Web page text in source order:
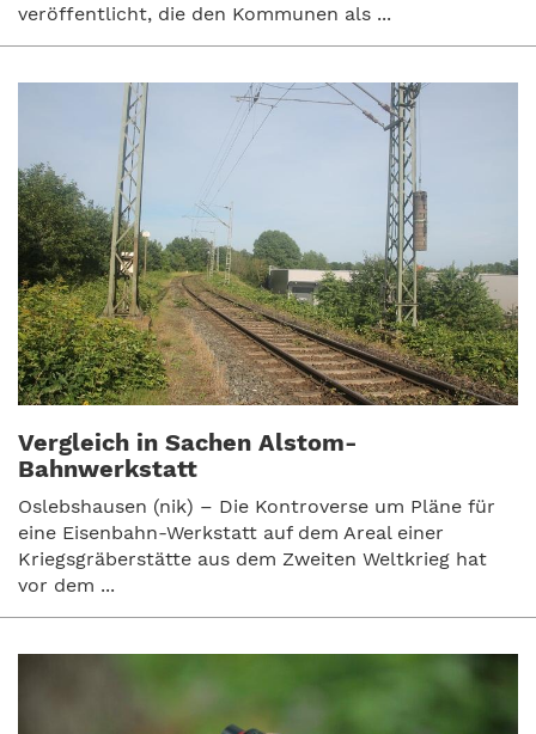
veröffentlicht, die den Kommunen als ...
Vergleich in Sachen Alstom-
Bahnwerkstatt
Oslebshausen (nik) – Die Kontroverse um Pläne für
eine Eisenbahn-Werkstatt auf dem Areal einer
Kriegsgräberstätte aus dem Zweiten Weltkrieg hat
vor dem ...